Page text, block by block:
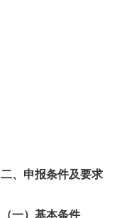
二、申报条件及要求
（一）基本条件